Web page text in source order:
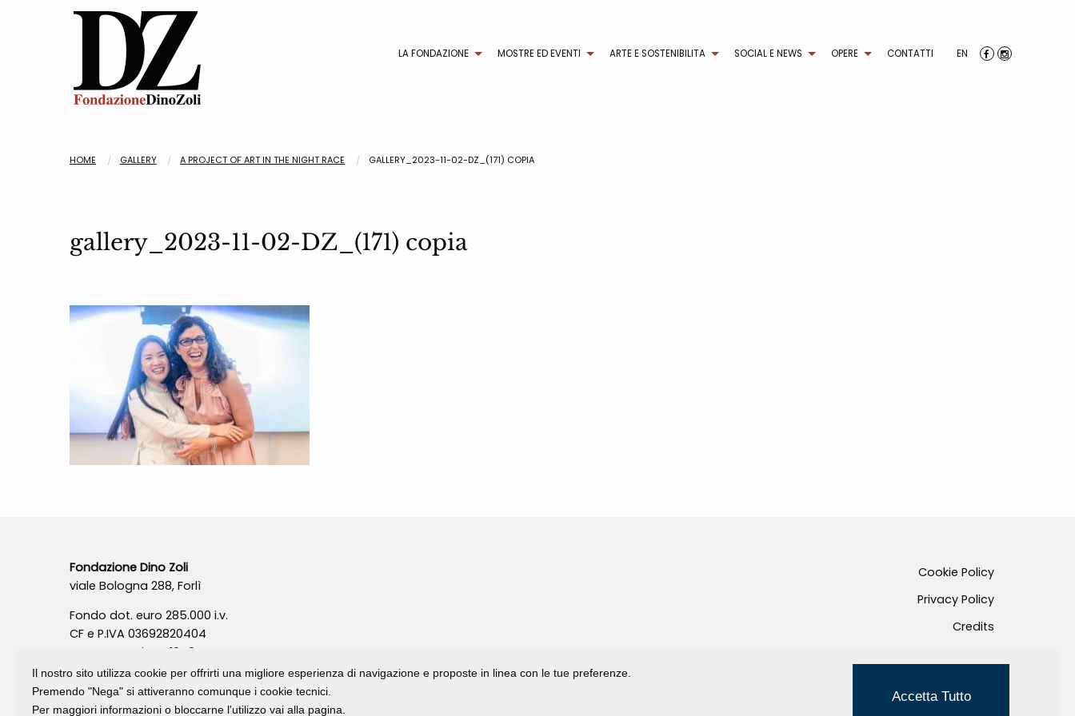
LA FONDAZIONE MOSTRE ED EVENTI ARTE E SOSTENIBILITA SOCIAL E NEWS OPERE CONTATTI EN
HOME GALLERY A PROJECT OF ART IN THE NIGHT RACE GALLERY_2023-11-02-DZ_(171) COPIA
gallery_2023-11-02-DZ_(171) copia
Fondazione Dino Zoli
viale Bologna 288, Forlì
Fondo dot. euro 285.000 i.v.
CF e P.IVA 03692820404
Isc.Reg Per.Giu. n. 10404
Cookie Policy
Privacy Policy
Credits
Il nostro sito utilizza cookie per offrirti una migliore esperienza di navigazione e proposte in linea con le tue preferenze.
Premendo "Nega" si attiveranno comunque i cookie tecnici.
Per maggiori informazioni o bloccarne l'utilizzo vai alla pagina.
Accetta Tutto